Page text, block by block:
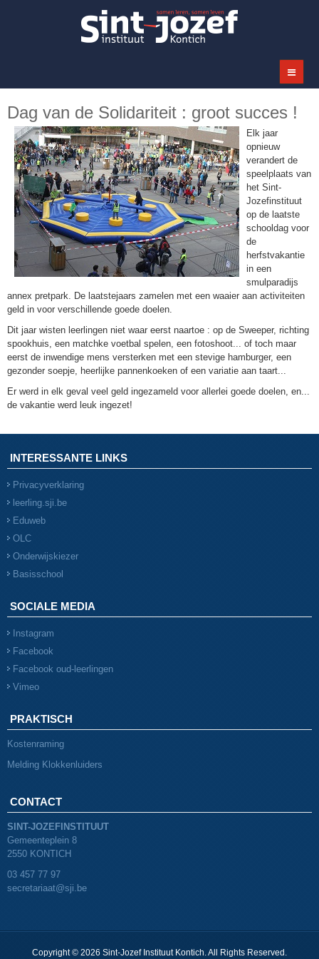
Dag van de Solidariteit : groot succes !
Elk jaar
opnieuw
verandert de
speelplaats van
het Sint-
Jozefinstituut
op de laatste
schooldag voor
de
herfstvakantie
in een
smulparadijs
annex pretpark. De laatstejaars zamelen met een waaier aan activiteiten
geld in voor verschillende goede doelen.
Dit jaar wisten leerlingen niet waar eerst naartoe : op de Sweeper, richting
spookhuis, een matchke voetbal spelen, een fotoshoot... of toch maar
eerst de inwendige mens versterken met een stevige hamburger, een
gezonder soepje, heerlijke pannenkoeken of een variatie aan taart...
Er werd in elk geval veel geld ingezameld voor allerlei goede doelen, en...
de vakantie werd leuk ingezet!
INTERESSANTE LINKS
Privacyverklaring
leerling.sji.be
Eduweb
OLC
Onderwijskiezer
Basisschool
SOCIALE MEDIA
Instagram
Facebook
Facebook oud-leerlingen
Vimeo
PRAKTISCH
Kostenraming
Melding Klokkenluiders
CONTACT
SINT-JOZEFINSTITUUT
Gemeenteplein 8
2550 KONTICH
03 457 77 97
secretariaat@sji.be
Copyright © 2026 Sint-Jozef Instituut Kontich. All Rights Reserved.